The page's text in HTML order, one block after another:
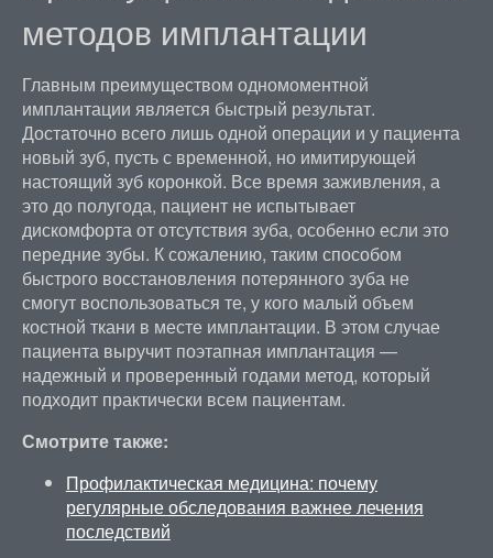
методов имплантации
Главным преимуществом одномоментной
имплантации является быстрый результат.
Достаточно всего лишь одной операции и у пациента
новый зуб, пусть с временной, но имитирующей
настоящий зуб коронкой. Все время заживления, а
это до полугода, пациент не испытывает
дискомфорта от отсутствия зуба, особенно если это
передние зубы. К сожалению, таким способом
быстрого восстановления потерянного зуба не
смогут воспользоваться те, у кого малый объем
костной ткани в месте имплантации. В этом случае
пациента выручит поэтапная имплантация —
надежный и проверенный годами метод, который
подходит практически всем пациентам.
Смотрите также:
Профилактическая медицина: почему
регулярные обследования важнее лечения
последствий